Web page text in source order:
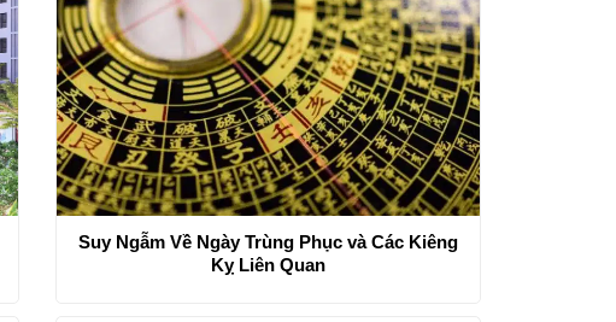
Suy Ngẫm Về Ngày Trùng Phục và Các Kiêng
Kỵ Liên Quan